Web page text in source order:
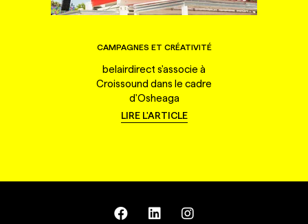
CAMPAGNES ET CRÉATIVITÉ
belairdirect s'associe à
Croissound dans le cadre
d'Osheaga
LIRE L'ARTICLE